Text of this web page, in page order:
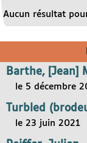
Aucun résultat
Barthe, [Jean]
le 5 décembre
Turbled
le 23 juin 2021